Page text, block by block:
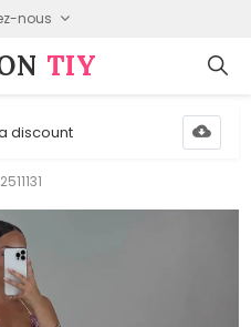
nous
TIY
discount